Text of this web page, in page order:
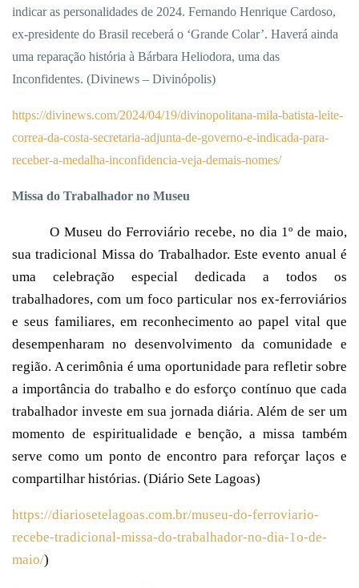
indicar as personalidades de 2024. Fernando Henrique Cardoso,
ex-presidente do Brasil receberá o ‘Grande Colar’. Haverá ainda
uma reparação história à Bárbara Heliodora, uma das
Inconfidentes. (Divinews – Divinópolis)
https://divinews.com/2024/04/19/divinopolitana-mila-batista-leite-
correa-da-costa-secretaria-adjunta-de-governo-e-indicada-para-
receber-a-medalha-inconfidencia-veja-demais-nomes/
Missa do Trabalhador no Museu
O Museu do Ferroviário recebe, no dia 1º de maio,
sua tradicional Missa do Trabalhador. Este evento anual é
uma celebração especial dedicada a todos os
trabalhadores, com um foco particular nos ex-ferroviários
e seus familiares, em reconhecimento ao papel vital que
desempenharam no desenvolvimento da comunidade e
região. A cerimônia é uma oportunidade para refletir sobre
a importância do trabalho e do esforço contínuo que cada
trabalhador investe em sua jornada diária. Além de ser um
momento de espiritualidade e benção, a missa também
serve como um ponto de encontro para reforçar laços e
compartilhar histórias. (Diário Sete Lagoas)
https://diariosetelagoas.com.br/museu-do-ferroviario-
recebe-tradicional-missa-do-trabalhador-no-dia-1o-de-
maio/)